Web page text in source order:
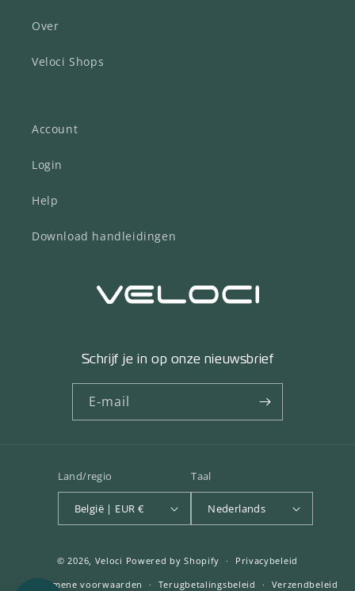
Over
Veloci Shops
Account
Login
Help
Download handleidingen
Schrijf je in op onze nieuwsbrief
E‑mail
Land/regio
België | EUR €
Taal
Nederlands
© 2026, Veloci Powered by Shopify
Privacybeleid
Algemene voorwaarden
Terugbetalingsbeleid Verzendbeleid